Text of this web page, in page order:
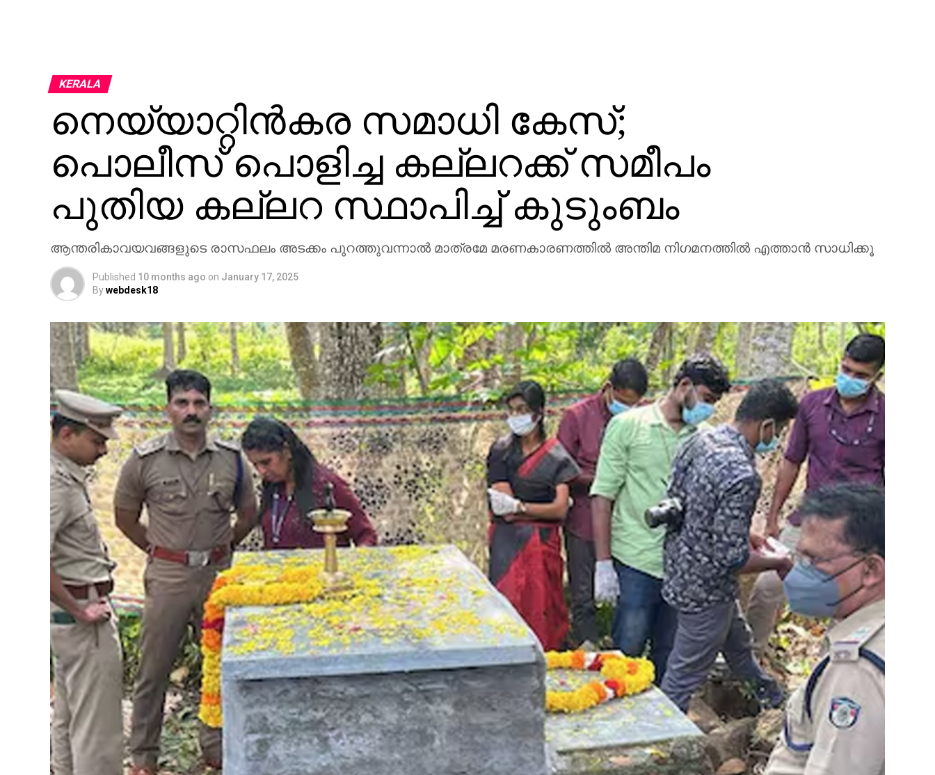
KERALA
നെയ്യാറ്റിന്‍കര സമാധി കേസ്;
പൊലീസ് പൊളിച്ച കല്ലറക്ക് സമീപം
പുതിയ കല്ലറ സ്ഥാപിച്ച് കുടുംബം
ആന്തരികാവയവങ്ങളുടെ രാസഫലം അടക്കം പുറത്തുവന്നാല്‍ മാത്രമേ മരണകാരണത്തില്‍ അന്തിമ നിഗമനത്തില്‍ എത്താന്‍ സാധിക്കൂ
Published 10 months ago on January 17, 2025
Bywebdesk18